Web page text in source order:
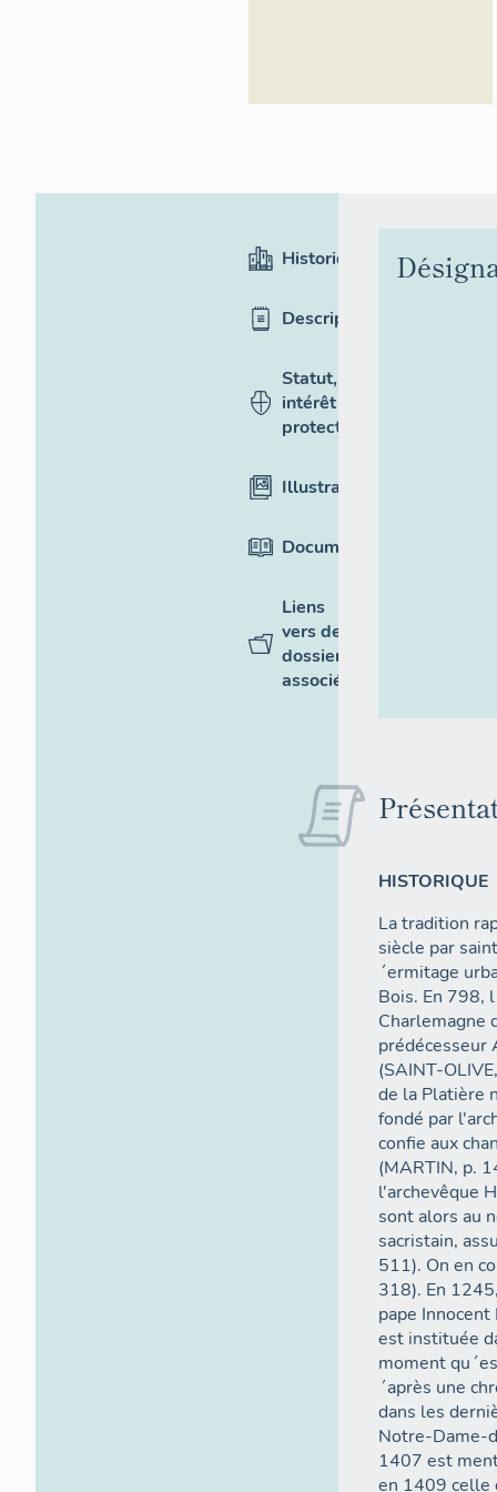
Historique
Description
Statut,
intérêt et
protection
Illustrations
Documentation
Liens
vers des
dossiers
associés
HISTORIQUE
La tradition
siècle par
´ermitage
Bois. En 798,
Charlemagne
prédécesseur
(SAINT-
de la Platière
fondé par
confie aux
(MARTIN, p.
l'archevêque
sont alors au
sacristain,
511). On en
318). En
pape
est instituée
moment
´après une
dans les
Notre-Dame-
1407 est
en 1409 celle